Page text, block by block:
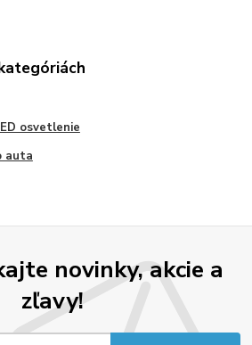
osvetlenie
auta
novinky, akcie a
zľavy!